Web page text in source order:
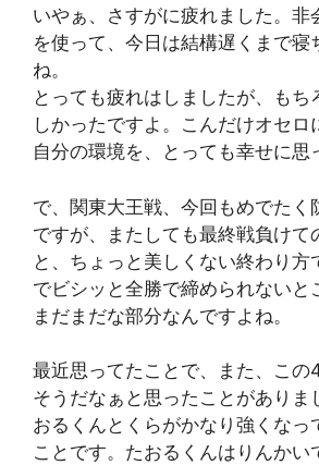
いやぁ、さすがに疲れました。非
を使って、今日は結構遅くまで寝
ね。
とっても疲れはしましたが、もち
しかったですよ。こんだけオセロ
自分の環境を、とっても幸せに思
で、関東大王戦、今回もめでたく
ですが、またしても最終戦負けて
と、ちょっと美しくない終わり方
でビシッと全勝で締められないと
まだまだな部分なんですよね。
最近思ってたことで、また、この
そうだなぁと思ったことがありま
おるくんとくらがかなり強くなっ
ことです。たおるくんはりんかい